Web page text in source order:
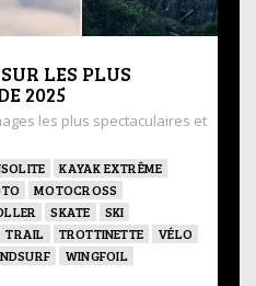
LES PLUS
2025
les plus spectaculaires et
KAYAK EXTRÊME
MOTOCROSS
SKATE
SKI
TRAIL TROTTINETTE
VÉLO
WINGFOIL